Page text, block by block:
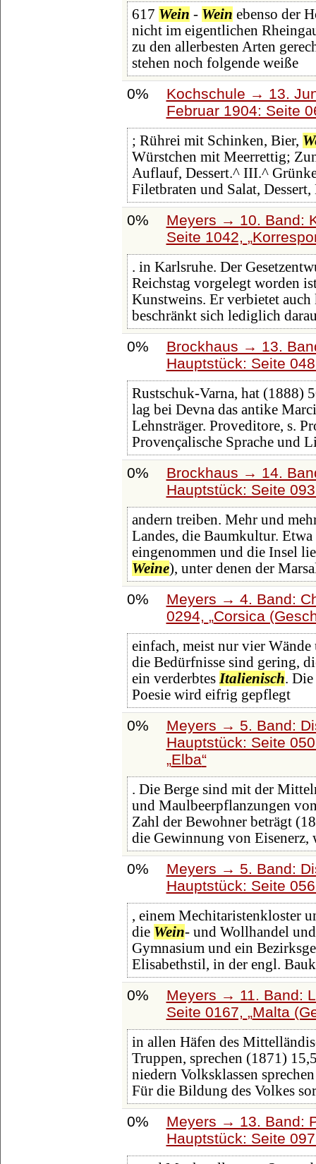
617 Wein - Wein ebenso der
nicht im eigentlichen
zu den allerbesten Arten
stehen noch folgende weiße
0%
Kochschule → 13.
Februar 1904: Seite
; Rührei mit Schinken, Bier,
Würstchen mit Meerrettig;
Auflauf, Dessert.^ III.^
Filetbraten und Salat, Dessert,
0%
Meyers → 10. Band:
Seite 1042,
. in Karlsruhe. Der
Reichstag vorgelegt worden
Kunstweins. Er verbietet auch
beschränkt sich lediglich
0%
Brockhaus → 13.
Hauptstück: Seite
Rustschuk-Varna, hat (1888)
lag bei Devna das antike
Lehnsträger. Proveditore, s.
Provençalische Sprache und
0%
Brockhaus → 14.
Hauptstück: Seite
andern treiben. Mehr und
Landes, die Baumkultur.
eingenommen und die Insel
Weine), unter denen der
0%
Meyers → 4. Band:
0294,
Corsica
einfach, meist nur vier
die Bedürfnisse sind gering,
ein verderbtes Italienisch.
Poesie wird eifrig gepflegt
0%
Meyers → 5. Band:
Hauptstück: Seite
Elba
. Die Berge sind mit der
und Maulbeerpflanzungen
Zahl der Bewohner beträgt
die Gewinnung von Eisenerz,
0%
Meyers → 5. Band:
Hauptstück: Seite
, einem Mechitaristenkloster
die Wein- und Wollhandel
Gymnasium und ein
Elisabethstil, in der engl.
0%
Meyers → 11. Band:
Seite 0167,
Malta
in allen Häfen des
Truppen, sprechen (1871)
niedern Volksklassen
Für die Bildung des Volkes
0%
Meyers → 13. Band:
Hauptstück: Seite